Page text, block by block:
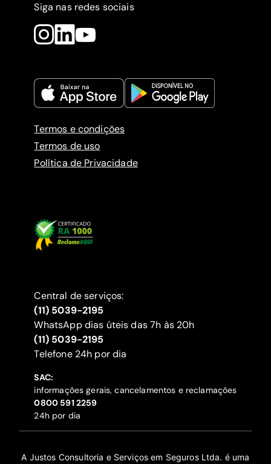
Siga nas redes sociais
Termos e condições
Termos de uso
Política de Privacidade
Central de serviços:
(11) 5039-2195
WhatsApp dias úteis das 7h às 20h
(11) 5039-2195
‍Telefone 24h por dia
SAC:
informações gerais, cancelamentos e reclamações
‍0800 591 2259
24h por dia
A Justos Consultoria e Serviços em Seguros Ltda. é uma